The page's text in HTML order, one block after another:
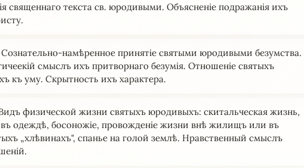
священнаго текста св. юродивыми. Объясненіе подражанія ихъ
намѣренное принятіе святыми юродивыми безумства.
смыслъ ихъ притворнаго безумія. Отношеніе святыхъ
къ уму. Скрытность ихъ характера.
физической жизни святыхъ юродивыхъ: скитальческая жизнь,
въ одеждѣ, босоножіе, провожденіе жизни внѣ жилищъ или въ
„хлѣвинахъ", спанье на голой землѣ. Нравственный смыслъ